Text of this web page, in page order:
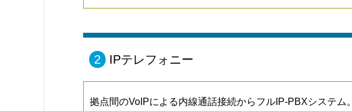
2 IPテレフォニー
拠点間のVoIPによる内線通話接続からフルIP-PBXシステム。